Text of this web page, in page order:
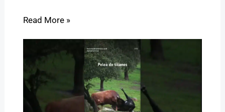
Read More »